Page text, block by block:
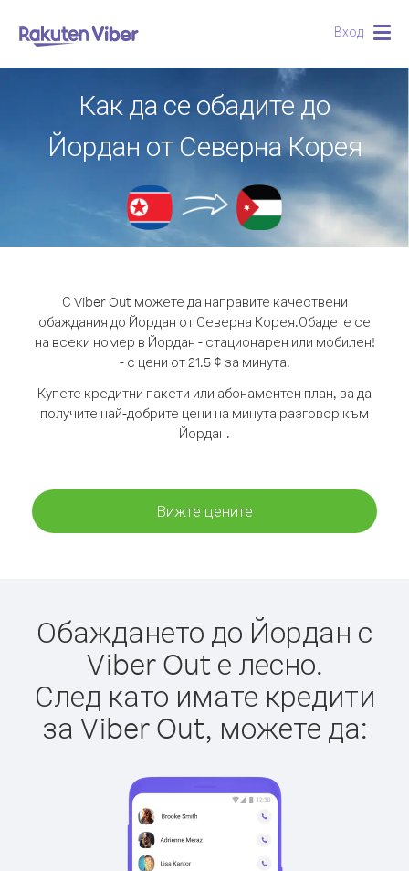
Вход
Как да се обадите до
Йордан от Северна Корея
С Viber Out можете да направите качествени
обаждания до Йордан от Северна Корея.Обадете се
на всеки номер в Йордан - стационарен или мобилен!
- с цени от 21.5 ¢ за минута.
Купете кредитни пакети или абонаментен план, за да
получите най-добрите цени на минута разговор към
Йордан.
Вижте цените
Обаждането до Йордан с
Viber Out е лесно.
След като имате кредити
за Viber Out, можете да: